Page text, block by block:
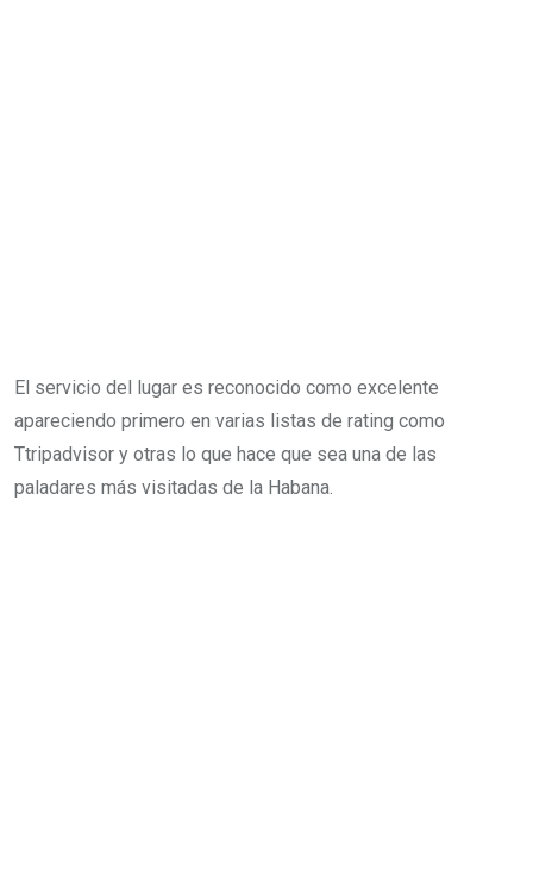
El servicio del lugar es reconocido como excelente
apareciendo primero en varias listas de rating como
Ttripadvisor y otras lo que hace que sea una de las
paladares más visitadas de la Habana.